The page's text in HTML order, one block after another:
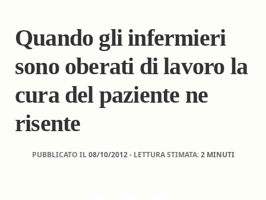
Quando gli infermieri
sono oberati di lavoro la
cura del paziente ne
risente
PUBBLICATO IL08/10/2012- LETTURA STIMATA:2 MINUTI